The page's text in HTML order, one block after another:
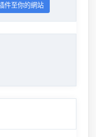
件至你的網站